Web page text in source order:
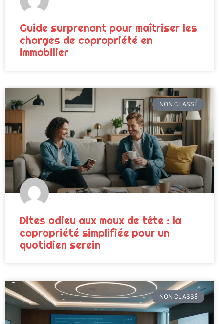
Guide surprenant pour maîtriser les
charges de copropriété en
immobilier
NON CLASSÉ
Dites adieu aux maux de tête : la
copropriété simplifiée pour un
quotidien serein
NON CLASSÉ